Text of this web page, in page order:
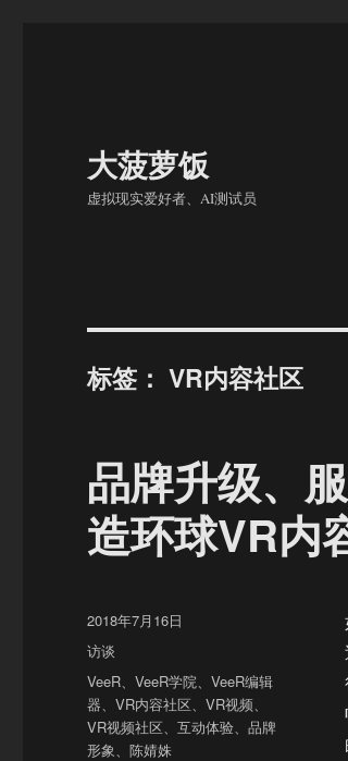
大菠萝饭
虚拟现实爱好者、AI测试员
标签：VR内容社区
品牌升级、
造环球VR内
发
布
于
2018年7月16日
分
类
访谈
标
签
VeeR、VeeR学院、VeeR编辑
器、VR内容社区、VR视频、
VR视频社区、互动体验、品牌
形象、陈婧姝